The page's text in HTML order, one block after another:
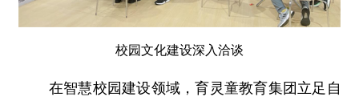
校园文化建设深入洽谈
在智慧校园建设领域，育灵童教育集团立足自